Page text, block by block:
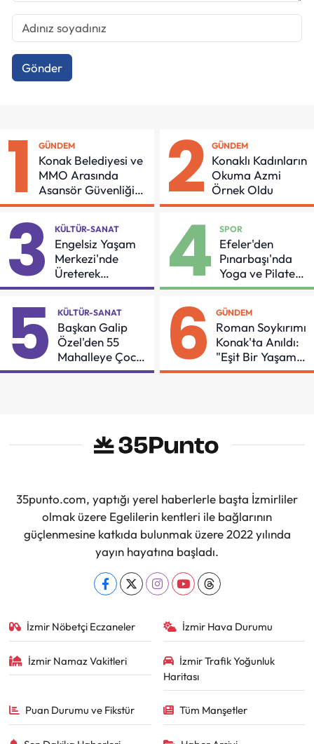
Gönder
1 GÜNDEM
Konak Belediyesi ve
MMO Arasında
Asansör Güvenliği
İçin Önemli Protokol
2 GÜNDEM
Konaklı Kadınların
Okuma Azmi
Örnek Oldu
3 KÜLTÜR-SANAT
Engelsiz Yaşam
Merkezi'nde
Üreterek
Güçleniyorlar
4 SPOR
Efeler'den
Pınarbaşı'nda
Yoga ve Pilates
Buluşması
5 KÜLTÜR-SANAT
Başkan Galip
Özel'den 55
Mahalleye Çocuk
Şenliği
6 GÜNDEM
Roman Soykırımı
Konak'ta Anıldı:
"Eşit Bir Yaşam
İçin Mücadeleyi
35punto.com, yaptığı yerel haberlerle başta İzmirliler
olmak üzere Egelilerin kentleri ile bağlarının
güçlenmesine katkıda bulunmak üzere 2022 yılında
yayın hayatına başladı.
İzmir Nöbetçi Eczaneler İzmir Hava Durumu
İzmir Namaz Vakitleri
İzmir Trafik Yoğunluk
Haritası
Puan Durumu ve Fikstür Tüm Manşetler